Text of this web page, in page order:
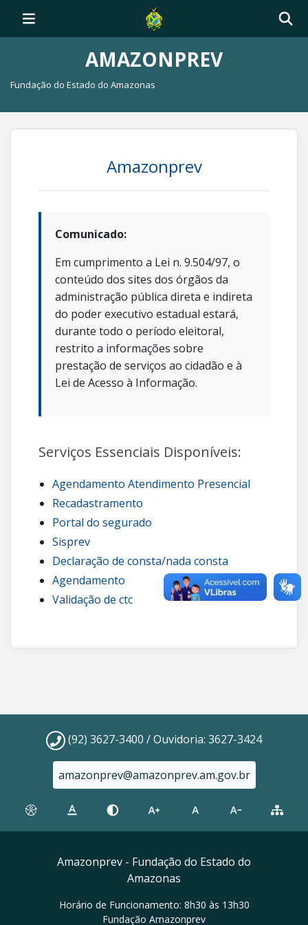
AMAZONPREV
Fundação do Estado do Amazonas
Amazonprev
Comunicado:
Em cumprimento a Lei n. 9.504/97, o
conteúdo dos sites dos órgãos da
administração pública direta e indireta
do poder executivo estadual estará,
durante todo o período eleitoral,
restrito a informações sobre
prestação de serviços ao cidadão e à
Lei de Acesso à Informação.
Serviços Essenciais Disponíveis:
Agendamento Atendimento Presencial
Recadastramento
Portal do segurado
Sisprev
Declaração de consta/nada consta
Agendamento
Validação de ctc
(92) 3627-3400 / Ouvidoria: 3627-3424
amazonprev@amazonprev.am.gov.br
Amazonprev - Fundação do Estado do
Amazonas
Horário de Funcionamento: 8h30 às 13h30
Fundação Amazonprev